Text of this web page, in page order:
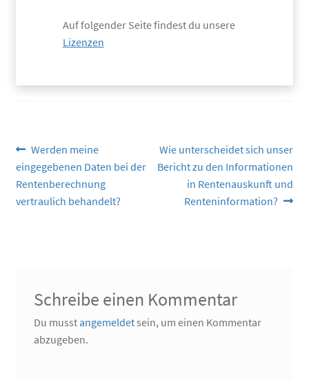
Auf folgender Seite findest du unsere
Lizenzen
Beitragsnavigation
Vorheriger
Beitrag:
Werden meine
eingegebenen Daten bei der
Rentenberechnung
vertraulich behandelt?
Nächster
Beitrag:
Wie unterscheidet sich unser
Bericht zu den Informationen
in Rentenauskunft und
Renteninformation?
Schreibe einen Kommentar
Du musstangemeldetsein, um einen Kommentar
abzugeben.